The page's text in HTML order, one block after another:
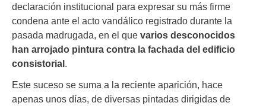
declaración institucional para expresar su más firme
condena ante el acto vandálico registrado durante la
pasada madrugada, en el que varios desconocidos
han arrojado pintura contra la fachada del edificio
consistorial
Este suceso se suma a la reciente aparición, hace
apenas unos días, de diversas pintadas dirigidas de